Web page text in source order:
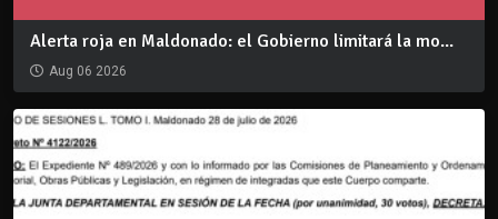
Alerta roja en Maldonado: el Gobierno limitará la mo...
Aug 06 2026